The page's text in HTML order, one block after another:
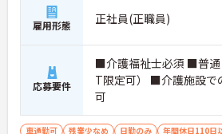
雇用形態 正社員(正職員)
応募要件
■介護福祉士必須 ■普通
T限定可） ■介護施設で
可
車通勤可 残業少なめ 日勤のみ 年間休日110日